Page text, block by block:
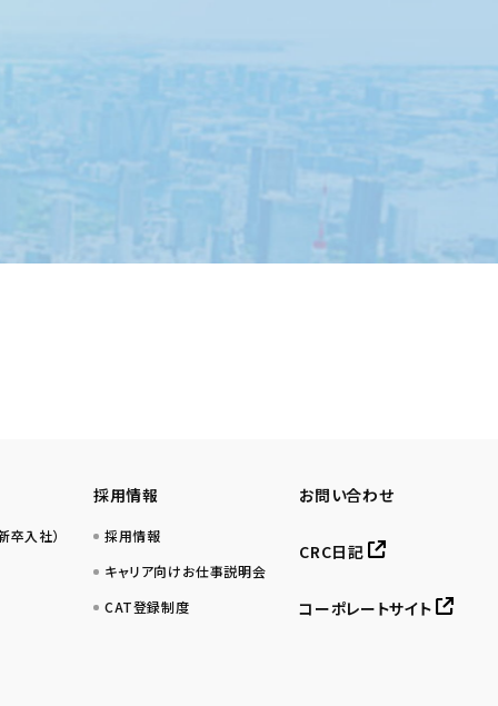
入社）
採用情報
採用情報
キャリア向けお仕事説明会
CAT登録制度
お問い合わせ
CRC日記
コーポレートサイト